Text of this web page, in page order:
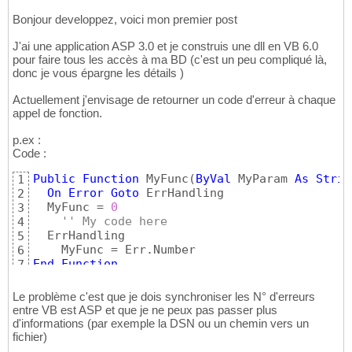
Bonjour developpez, voici mon premier post
J'ai une application ASP 3.0 et je construis une dll en VB 6.0
pour faire tous les accès à ma BD (c'est un peu compliqué là,
donc je vous épargne les détails )
Actuellement j'envisage de retourner un code d'erreur à chaque
appel de fonction.
p.ex :
Code :
1
2
3
4
5
6
7
Public Function MyFunc ( ByVal MyParam As
On
Error Goto ErrHandling
  MyFunc =
0
'' My code here
  ErrHandling
End
Function
Le problème c'est que je dois synchroniser les N° d'erreurs
entre VB est ASP et que je ne peux pas passer plus
d'informations (par exemple la DSN ou un chemin vers un
fichier)